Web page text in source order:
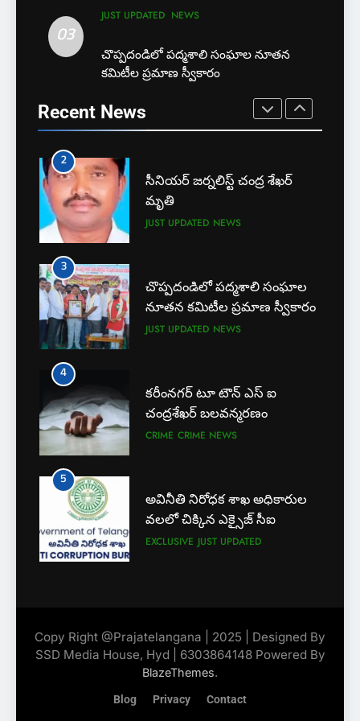
JUST UPDATED
3
చొప్పదండిలో పద్మశాలి సంఘాల
నూతన కమిటీల ప్రమాణ స్వీకారం
4
కరీంనగర్ టూ టౌన్ ఎస్ ఐ
చంద్రశేఖర్ బలవన్మరణం
CRIME CRIME NEWS
5
అవినీతి నిరోధక శాఖ అధికారుల
వలలో చిక్కిన ఎక్సైజ్ సీఐ
EXCLUSIVE JUST UPDATED
6
లేబర్ కోడ్లను రద్దు చేయండి
NEWS
7
ఎఫ్ ఈ ఎస్ డీ స్వచ్ఛంద సంస్థ
ఆధ్వర్యంలో పండ్ల పంపిణీ
JUST UPDATED KARIMNAGAR NEWS
దోస్త్ అడ్మిషన్ల ప్రక్రియ
EXCLUSIVE JUST UPDATED
03
JUST UPDATED NEWS
చొప్పదండిలో పద్మశాలి సంఘాల నూతన
కమిటీల ప్రమాణ స్వీకారం
Recent News
బార్ అసోసియేషన్ క్లర్క్‌కు
KARIMNAGAR NEWS
2
సీనియర్ జర్నలిస్ట్ చంద్ర శేఖర్
మృతి
JUST UPDATED NEWS
3
చొప్పదండిలో పద్మశాలి సంఘాల
నూతన కమిటీల ప్రమాణ స్వీకారం
JUST UPDATED NEWS
4
కరీంనగర్ టూ టౌన్ ఎస్ ఐ
చంద్రశేఖర్ బలవన్మరణం
CRIME CRIME NEWS
5
అవినీతి నిరోధక శాఖ అధికారుల
వలలో చిక్కిన ఎక్సైజ్ సీఐ
EXCLUSIVE JUST UPDATED
NEWS
ఎఫ్ ఈ ఎస్ డీ స్వచ్ఛంద సంస్థ
Copy Right @Prajatelangana | 2025 | Designed By
SSD Media House, Hyd | 6303864148 Powered By
BlazeThemes.
Blog Privacy Contact